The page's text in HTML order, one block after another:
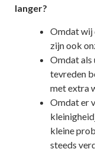
langer?
Omdat wij
zijn ook
Omdat als
tevreden
met extra
Omdat er
kleine
steeds